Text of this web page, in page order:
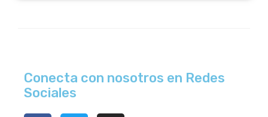
Conecta con nosotros en Redes
Sociales